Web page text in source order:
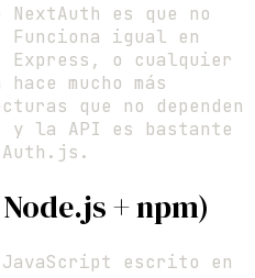
es que no
igual en
Express, o cualquier
mucho más
que no dependen
y la API es bastante
+ npm)
escrito en